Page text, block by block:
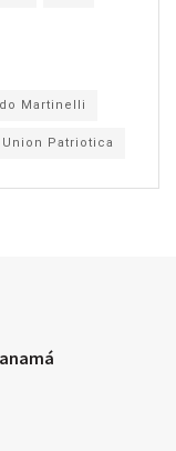
Martinelli
Union Patriotica